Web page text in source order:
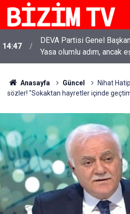
14:47
DEVA Partisi Genel
Yasa olumlu adım,
Anasayfa Güncel
Nihat
sözler! "Sokaktan hayretler içinde